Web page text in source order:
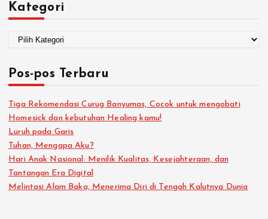
Kategori
Pos-pos Terbaru
Tiga Rekomendasi Curug Banyumas, Cocok untuk mengobati
Homesick dan kebutuhan Healing kamu!
Luruh pada Garis
Tuhan, Mengapa Aku?
Hari Anak Nasional: Menilik Kualitas, Kesejahteraan, dan
Tantangan Era Digital
Melintasi Alam Baka, Menerima Diri di Tengah Kalutnya Dunia